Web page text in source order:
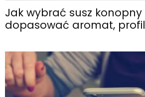
Jak wybrać susz konopny
dopasować aromat, profil